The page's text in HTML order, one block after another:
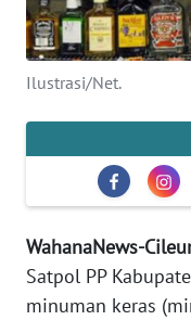
Ilustrasi/Net.
WahanaNews-
Satpol PP
minuman keras
INFO
IKLAN
TENTANG
SIBER
REDAKSI